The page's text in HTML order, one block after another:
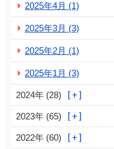
2025年4月 (1)
2025年3月 (3)
2025年2月 (1)
2025年1月 (3)
2024年 (28)
2023年 (65)
2022年 (60)